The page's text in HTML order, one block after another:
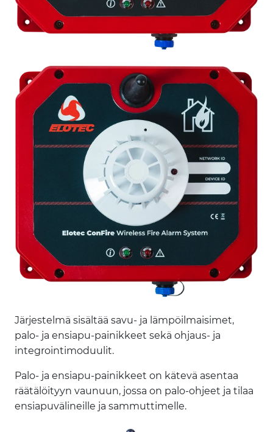
Järjestelmä sisältää savu- ja lämpöilmaisimet,
palo- ja ensiapu-painikkeet sekä ohjaus- ja
integrointimoduulit.
Palo- ja ensiapu-painikkeet on kätevä asentaa
räätälöityyn vaunuun, jossa on palo-ohjeet ja tilaa
ensiapuvälineille ja sammuttimelle.